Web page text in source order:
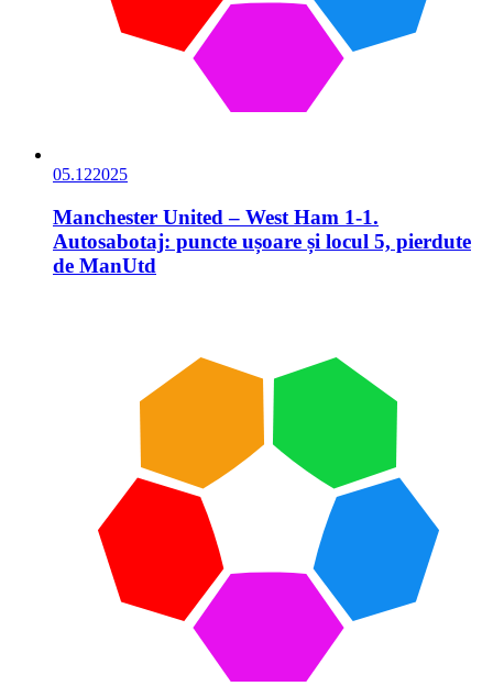
05.122025
Manchester United – West Ham 1-1.
Autosabotaj: puncte ușoare și locul 5, pierdute
de ManUtd